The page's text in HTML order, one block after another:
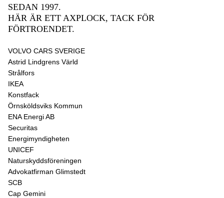
SEDAN 1997.
HÄR ÄR ETT AXPLOCK, TACK FÖR
FÖRTROENDET.
VOLVO CARS SVERIGE
Astrid Lindgrens Värld
Strålfors
IKEA
Konstfack
Örnsköldsviks Kommun
ENA Energi AB
Securitas
Energimyndigheten
UNICEF
Naturskyddsföreningen
Advokatfirman Glimstedt
SCB
Cap Gemini